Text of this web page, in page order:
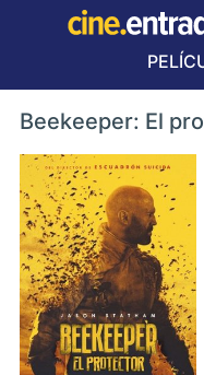
Beekeeper: El